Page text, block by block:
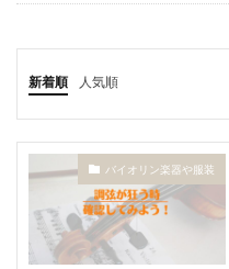
新着順 人気順
バイオリン楽器や服装